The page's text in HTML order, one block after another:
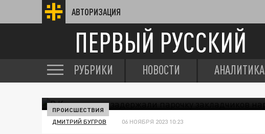
АВТОРИЗАЦИЯ
ПЕРВЫЙ РУССКИЙ
РУБРИКИ НОВОСТИ АНАЛИТИКА
ПРОИСШЕСТВИЯ
ДМИТРИЙ БУГРОВ 06 НОЯБРЯ 2023 10:23